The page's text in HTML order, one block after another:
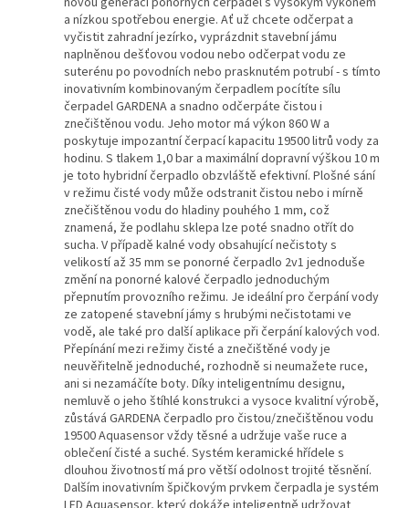
a nízkou spotřebou energie. Ať už chcete odčerpat a
vyčistit zahradní jezírko, vyprázdnit stavební jámu
naplněnou dešťovou vodou nebo odčerpat vodu ze
suterénu po povodních nebo prasknutém potrubí - s tímto
inovativním kombinovaným čerpadlem pocítíte sílu
čerpadel GARDENA a snadno odčerpáte čistou i
znečištěnou vodu. Jeho motor má výkon 860 W a
poskytuje impozantní čerpací kapacitu 19500 litrů vody za
hodinu. S tlakem 1,0 bar a maximální dopravní výškou 10 m
je toto hybridní čerpadlo obzvláště efektivní. Plošné sání
v režimu čisté vody může odstranit čistou nebo i mírně
znečištěnou vodu do hladiny pouhého 1 mm, což
znamená, že podlahu sklepa lze poté snadno otřít do
sucha. V případě kalné vody obsahující nečistoty s
velikostí až 35 mm se ponorné čerpadlo 2v1 jednoduše
změní na ponorné kalové čerpadlo jednoduchým
přepnutím provozního režimu. Je ideální pro čerpání vody
ze zatopené stavební jámy s hrubými nečistotami ve
vodě, ale také pro další aplikace při čerpání kalových vod.
Přepínání mezi režimy čisté a znečištěné vody je
neuvěřitelně jednoduché, rozhodně si neumažete ruce,
ani si nezamáčíte boty. Díky inteligentnímu designu,
nemluvě o jeho štíhlé konstrukci a vysoce kvalitní výrobě,
zůstává GARDENA čerpadlo pro čistou/znečištěnou vodu
19500 Aquasensor vždy těsné a udržuje vaše ruce a
oblečení čisté a suché. Systém keramické hřídele s
dlouhou životností má pro větší odolnost trojité těsnění.
Dalším inovativním špičkovým prvkem čerpadla je systém